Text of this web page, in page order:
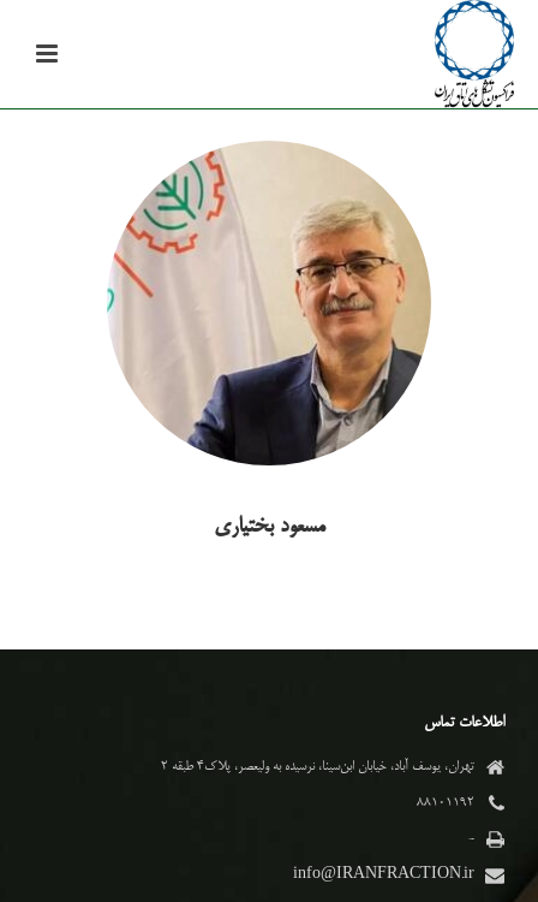
مسعود بختیاری
اطلاعات تماس
تهران، یوسف آباد، خیابان ابن‌سینا، نرسیده به ولیعصر، پلاک۴ طبقه ۲
۸۸۱۰۱۱۹۲
-
info@IRANFRACTION.ir